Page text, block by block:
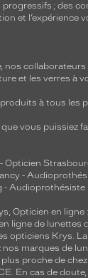
progressifs ; des
et
et les verres à
à tous
vous
- Opticien
-
- Audioprothésiste
Opticien en ligne :
ligne de lunettes
Krys.
marques de
proche de
En cas de